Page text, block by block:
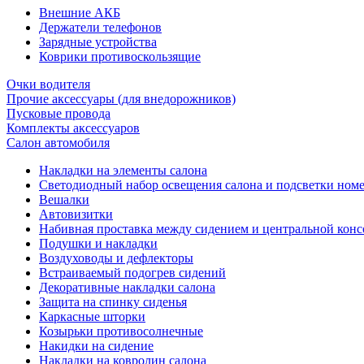
Внешние АКБ
Держатели телефонов
Зарядные устройства
Коврики противоскользящие
Очки водителя
Прочие аксессуары (для внедорожников)
Пусковые провода
Комплекты аксессуаров
Салон автомобиля
Накладки на элементы салона
Светодиодный набор освещения салона и подсветки
Вешалки
Автовизитки
Набивная проставка между сидением и центральной
Подушки и накладки
Воздуховоды и дефлекторы
Встраиваемый подогрев сидений
Декоративные накладки салона
Защита на спинку сиденья
Каркасные шторки
Козырьки противосолнечные
Накидки на сидение
Накладки на ковролин салона